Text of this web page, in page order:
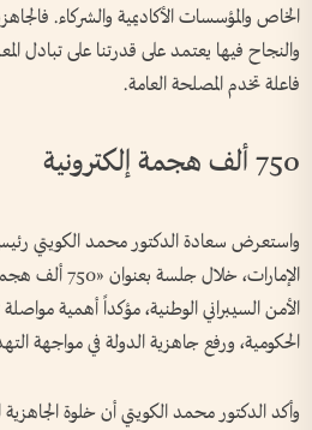
الخاص والمؤسسات الأكاديمية والشركاء.
والنجاح فيها يعتمد على قدرتنا على تبادل
فاعلة تخدم المصلحة العامة.
750 ألف هجمة إلكترونية
واستعرض سعادة الدكتور محمد الكويتي
الإمارات، خلال
الأمن السيبراني الوطنية، مؤكداً أهمية
الحكومية، ورفع جاهزية الدولة في مواجهة